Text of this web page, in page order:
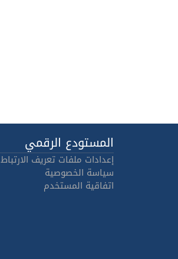
المستودع الرقمي
إعدادات ملفات تعريف الارتباط
سياسة الخصوصية
اتفاقية المستخدم